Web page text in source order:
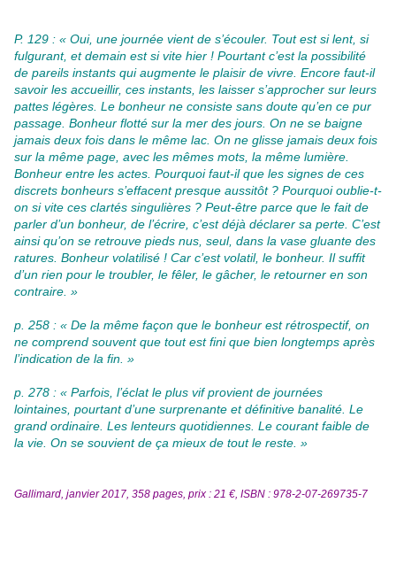
P. 129 : « Oui, une journée vient de s’écouler. Tout est si lent, si
fulgurant, et demain est si vite hier ! Pourtant c’est la possibilité
de pareils instants qui augmente le plaisir de vivre. Encore faut-il
savoir les accueillir, ces instants, les laisser s’approcher sur leurs
pattes légères. Le bonheur ne consiste sans doute qu’en ce pur
passage. Bonheur flotté sur la mer des jours. On ne se baigne
jamais deux fois dans le même lac. On ne glisse jamais deux fois
sur la même page, avec les mêmes mots, la même lumière.
Bonheur entre les actes. Pourquoi faut-il que les signes de ces
discrets bonheurs s’effacent presque aussitôt ? Pourquoi oublie-t-
on si vite ces clartés singulières ? Peut-être parce que le fait de
parler d’un bonheur, de l’écrire, c’est déjà déclarer sa perte. C’est
ainsi qu’on se retrouve pieds nus, seul, dans la vase gluante des
ratures. Bonheur volatilisé ! Car c’est volatil, le bonheur. Il suffit
d’un rien pour le troubler, le fêler, le gâcher, le retourner en son
contraire. »
p. 258 : « De la même façon que le bonheur est rétrospectif, on
ne comprend souvent que tout est fini que bien longtemps après
l’indication de la fin. »
p. 278 : « Parfois, l’éclat le plus vif provient de journées
lointaines, pourtant d’une surprenante et définitive banalité. Le
grand ordinaire. Les lenteurs quotidiennes. Le courant faible de
la vie. On se souvient de ça mieux de tout le reste. »
Gallimard, janvier 2017, 358 pages, prix : 21 €, ISBN : 978-2-07-269735-7